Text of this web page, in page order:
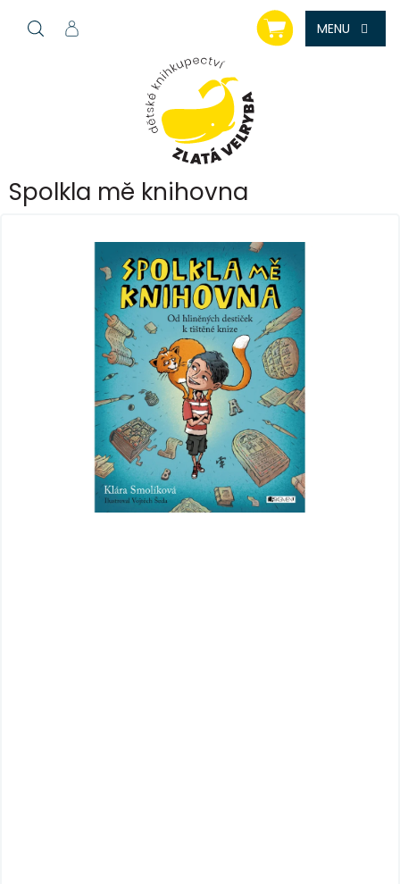
NÁKUPNÍ
KOŠÍK
Spolkla mě knihovna